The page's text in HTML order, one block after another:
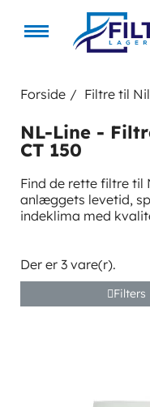
Forside Filtre til
NL-Line -
CT 150
Find de rette filtre til
anlæggets levetid,
indeklima med
Der er 3 vare(r).
Filters